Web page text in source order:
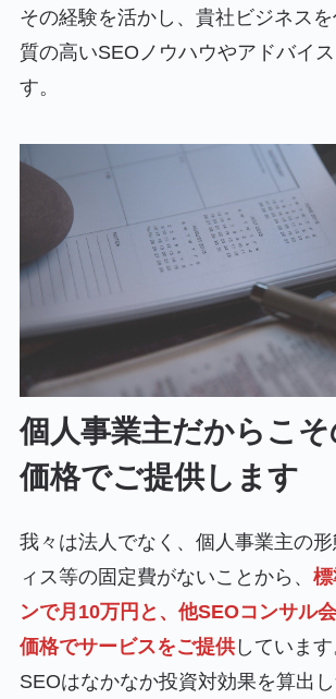
その経験を活かし、貴社ビジネス
質の高いSEOノウハウやアドバイ
す。
個人事業主だからこ
価格でご提供します
我々は法人でなく、個人事業主の
ィス等の固定費がないことから、
ンで月10万円と、他SEOコンサル
価格でサービスをご提供しています
SEOはなかなか投資対効果を算出